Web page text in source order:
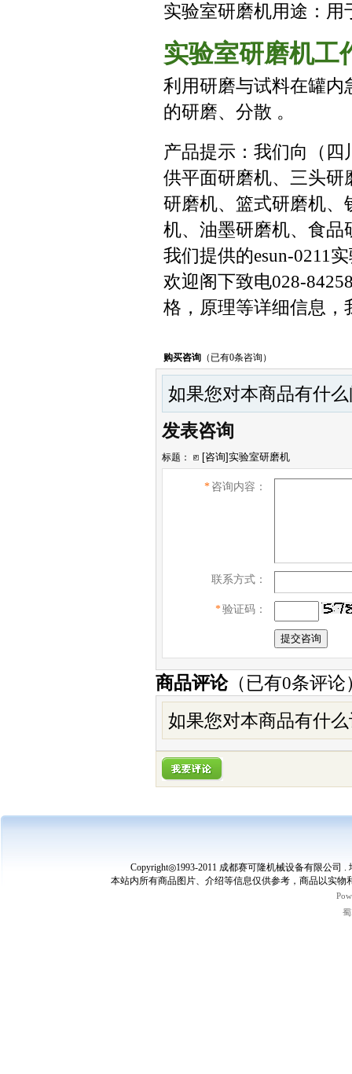
实验室研磨机用途：
实验室研磨机工
利用研磨与试料在罐内
的研磨、分散 。
产品提示：我们向（
供平面研磨机、三头研
研磨机、篮式研磨机、
机、油墨研磨机、食品
我们提供的esun-0211
欢迎阁下致电028-
格，原理等详细信息，
购买咨询 （已有0条咨询）
如果您对本商品有什
发表咨询
标题：
* 咨询内容：
联系方式：
*验证码：
商品评论（已有0条评论
如果您对本商品有什
Copyright◎1993-2011 成都赛可隆机械设备有限公司
本站内所有商品图片、介绍等信息仅供参考，商品以实